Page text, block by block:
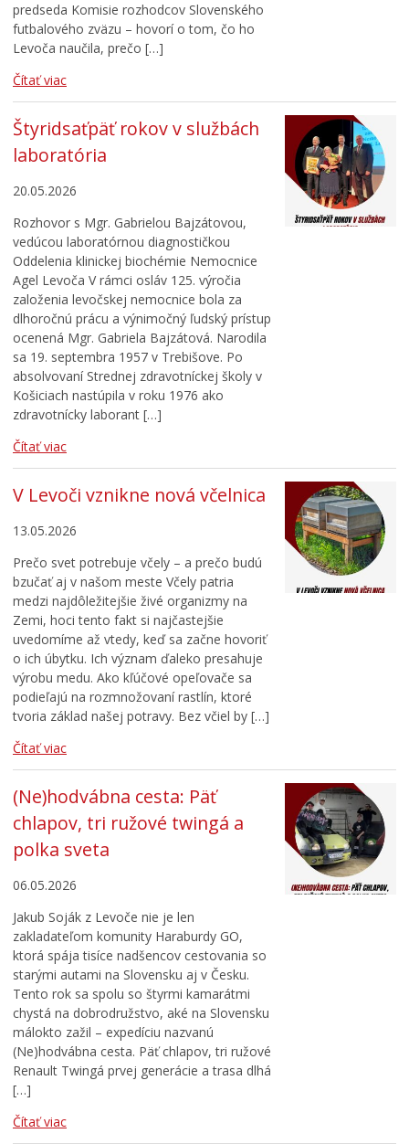
predseda Komisie rozhodcov Slovenského
futbalového zväzu – hovorí o tom, čo ho
Levoča naučila, prečo […]
Čítať viac
Štyridsaťpäť rokov v službách
laboratória
20.05.2026
Rozhovor s Mgr. Gabrielou Bajzátovou,
vedúcou laboratórnou diagnostičkou
Oddelenia klinickej biochémie Nemocnice
Agel Levoča V rámci osláv 125. výročia
založenia levočskej nemocnice bola za
dlhoročnú prácu a výnimočný ľudský prístup
ocenená Mgr. Gabriela Bajzátová. Narodila
sa 19. septembra 1957 v Trebišove. Po
absolvovaní Strednej zdravotníckej školy v
Košiciach nastúpila v roku 1976 ako
zdravotnícky laborant […]
Čítať viac
V Levoči vznikne nová včelnica
13.05.2026
Prečo svet potrebuje včely – a prečo budú
bzučať aj v našom meste Včely patria
medzi najdôležitejšie živé organizmy na
Zemi, hoci tento fakt si najčastejšie
uvedomíme až vtedy, keď sa začne hovoriť
o ich úbytku. Ich význam ďaleko presahuje
výrobu medu. Ako kľúčové opeľovače sa
podieľajú na rozmnožovaní rastlín, ktoré
tvoria základ našej potravy. Bez včiel by […]
Čítať viac
(Ne)hodvábna cesta: Päť
chlapov, tri ružové twingá a
polka sveta
06.05.2026
Jakub Soják z Levoče nie je len
zakladateľom komunity Haraburdy GO,
ktorá spája tisíce nadšencov cestovania so
starými autami na Slovensku aj v Česku.
Tento rok sa spolu so štyrmi kamarátmi
chystá na dobrodružstvo, aké na Slovensku
málokto zažil – expedíciu nazvanú
(Ne)hodvábna cesta. Päť chlapov, tri ružové
Renault Twingá prvej generácie a trasa dlhá
[…]
Čítať viac